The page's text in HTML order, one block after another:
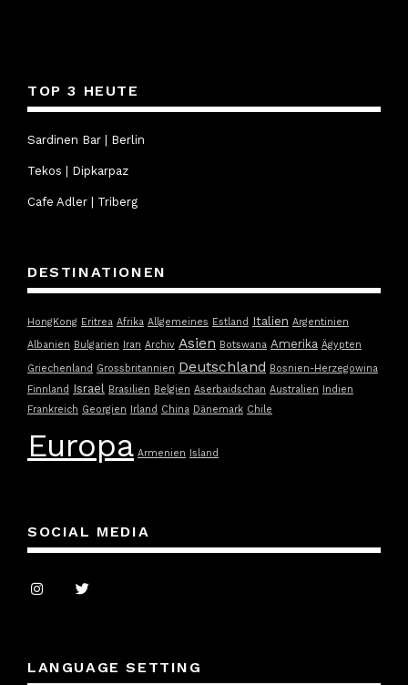
TOP 3 HEUTE
Sardinen Bar | Berlin
Tekos | Dipkarpaz
Cafe Adler | Triberg
DESTINATIONEN
HongKong Eritrea Afrika Allgemeines Estland Italien Argentinien
Albanien Bulgarien Iran Archiv Asien Botswana Amerika Ägypten
Griechenland Grossbritannien Deutschland Bosnien-Herzegowina
Finnland Israel Brasilien Belgien Aserbaidschan Australien Indien
Frankreich Georgien Irland China Dänemark Chile
Europa Armenien Island
SOCIAL MEDIA
LANGUAGE SETTING